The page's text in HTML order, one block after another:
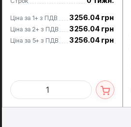
Ціна за 1+ з ПДВ 3256.04 грн
Ціна за 2+ з ПДВ 3256.04 грн
Ціна за 5+ з ПДВ 3256.04 грн